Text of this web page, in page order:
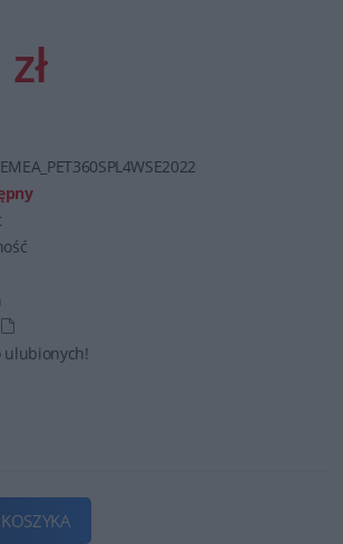
EMEA_PET360SPL4WSE2022
ulubionych!